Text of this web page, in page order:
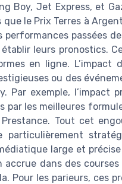
Boy, Jet Express, et
le Prix Terres à
passées
leurs pronostics.
en ligne. L’impact
ou des
Par exemple, l’impact
les meilleures
Tout cet
particulièrement
large et
dans des
Pour les parieurs, ces